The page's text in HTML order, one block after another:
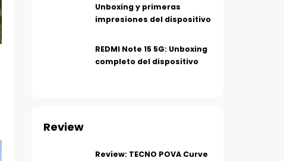
Unboxing y primeras
impresiones del dispositivo
REDMI Note 15 5G: Unboxing
completo del dispositivo
Review
Review: TECNO POVA Curve